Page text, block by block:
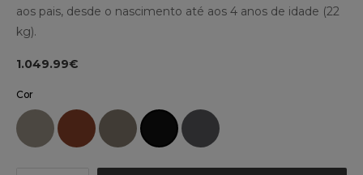
aos pais, desde o nascimento até aos 4 anos de idade (22
kg).
1.049.99€
Cor